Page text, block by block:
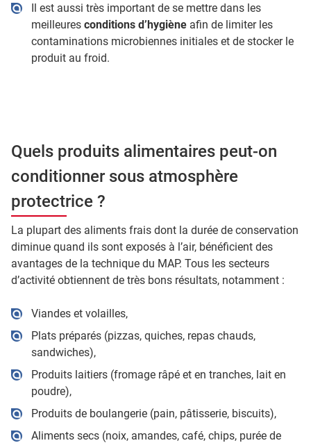
Il est aussi très important de se mettre dans les
meilleures conditions d’hygièneafin de limiter les
contaminations microbiennes initiales et de stocker le
produit au froid.
Quels produits alimentaires peut-on
conditionner sous atmosphère
protectrice ?
La plupart des aliments frais dont la durée de conservation
diminue quand ils sont exposés à l’air, bénéficient des
avantages de la technique du MAP. Tous les secteurs
d’activité obtiennent de très bons résultats, notamment :
Viandes et volailles,
Plats préparés (pizzas, quiches, repas chauds,
sandwiches),
Produits laitiers (fromage râpé et en tranches, lait en
poudre),
Produits de boulangerie (pain, pâtisserie, biscuits),
Aliments secs (noix, amandes, café, chips, purée de